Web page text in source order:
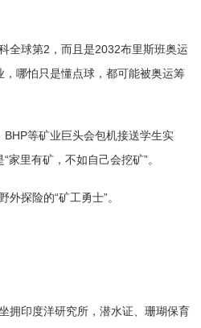
全球第2，而且是2032布里斯班奥运
哪怕只是懂点球，都可能被奥运筹
等矿业巨头会包机接送学生实
家里有矿，不如自己会挖矿”。
探险的“矿工勇士”。
拥印度洋研究所，潜水证、珊瑚保育